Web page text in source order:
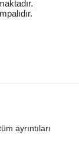
ayrıntıları